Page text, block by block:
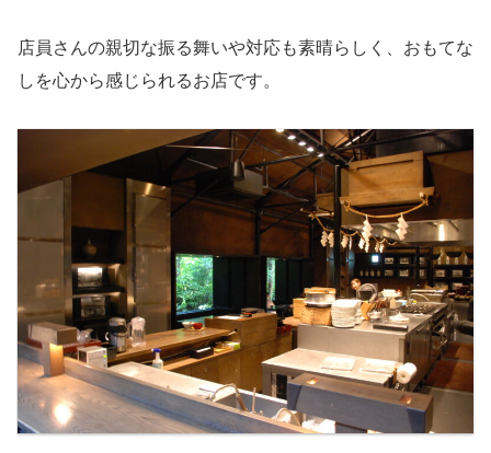
店員さんの親切な振る舞いや対応も素晴らしく、おもてな
しを心から感じられるお店です。